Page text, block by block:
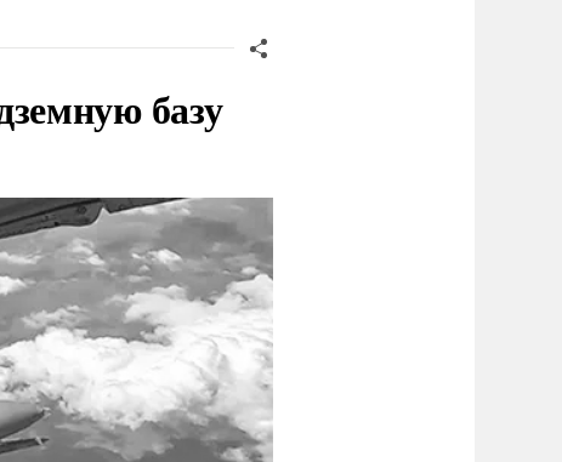
базу